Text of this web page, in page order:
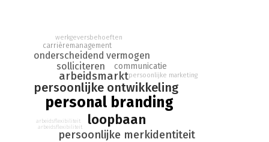
personal branding
loopbaan
persoonlijke ontwikkeling
arbeidsmarkt
persoonlijke merkidentiteit
solliciteren
onderscheidend vermogen
communicatie
carrièremanagement
werkgeversbehoeften
persoonlijke marketing
arbeidsflexibiliteit
arbeidsflexibiliteit